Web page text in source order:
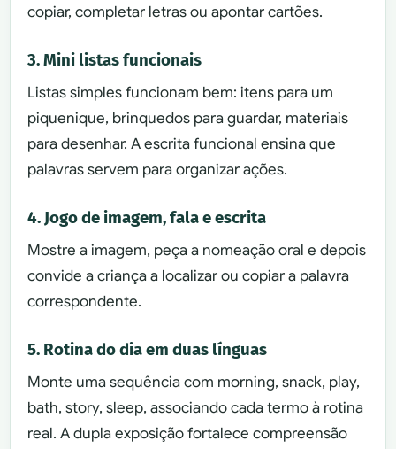
copiar, completar letras ou apontar cartões.
3. Mini listas funcionais
Listas simples funcionam bem: itens para um
piquenique, brinquedos para guardar, materiais
para desenhar. A escrita funcional ensina que
palavras servem para organizar ações.
4. Jogo de imagem, fala e escrita
Mostre a imagem, peça a nomeação oral e depois
convide a criança a localizar ou copiar a palavra
correspondente.
5. Rotina do dia em duas línguas
Monte uma sequência com morning, snack, play,
bath, story, sleep, associando cada termo à rotina
real. A dupla exposição fortalece compreensão